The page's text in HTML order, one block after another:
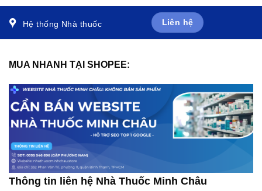
Hệ thống Nhà thuốc Liên hệ
MUA NHANH TẠI SHOPEE:
Thông tin liên hệ Nhà Thuốc Minh Châu